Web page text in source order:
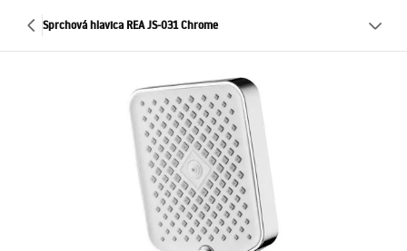
Sprchová hlavica REA JS-031 Chrome